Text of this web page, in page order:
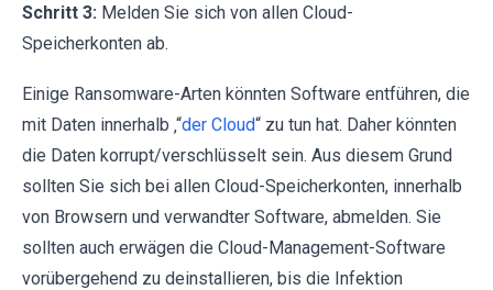
Schritt 3: Melden Sie sich von allen Cloud-
Speicherkonten ab.
Einige Ransomware-Arten könnten Software entführen, die
mit Daten innerhalb ‚“der Cloud“ zu tun hat. Daher könnten
die Daten korrupt/verschlüsselt sein. Aus diesem Grund
sollten Sie sich bei allen Cloud-Speicherkonten, innerhalb
von Browsern und verwandter Software, abmelden. Sie
sollten auch erwägen die Cloud-Management-Software
vorübergehend zu deinstallieren, bis die Infektion